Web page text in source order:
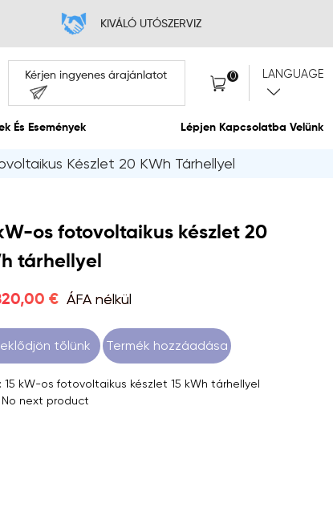
Kérjen ingyenes
Rólunk Hírek És Események
Készlet 20 KWh Tárhellyel
os fotovoltaikus készlet 20
tárhellyel
€ ÁFA nélkül
tőlünk Termék hozzáadása
15 kW-os fotovoltaikus készlet 15 kWh tárhellyel
No next product